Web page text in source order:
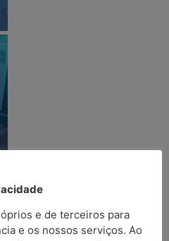
e de terceiros para
e os nossos serviços. Ao